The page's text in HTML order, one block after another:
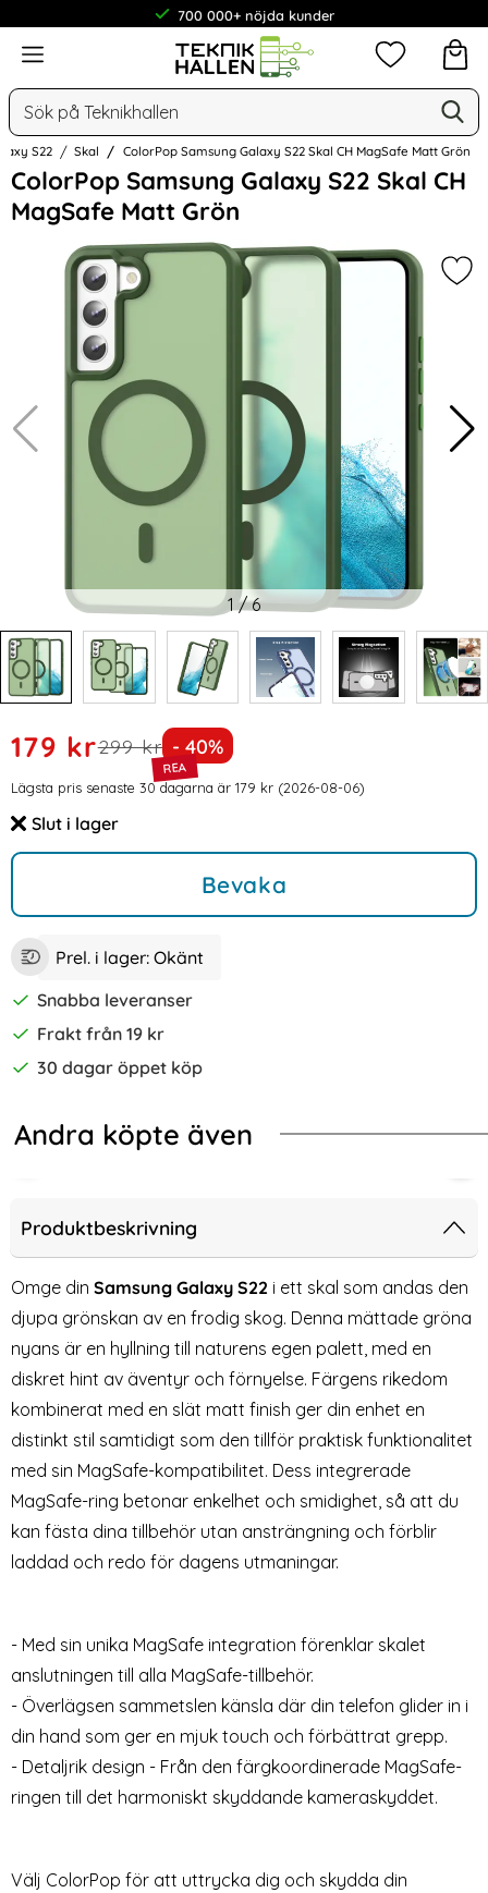
700 000+ nöjda kunder
Meny
Sök
Mina
S22 Skal ColorPop Samsung Galaxy S22 Skal CH MagSafe Matt Grön
ColorPop Samsung Galaxy S22 Skal CH
MagSafe Matt Grön
Hoppa
över
Bilder
1/6
Handla denna produkt ColorPop Samsung Galaxy S22
rea pris
179 krtidigare pris
299 kr Priset är nedsatt med
- 40%
Prishistorik
Lägsta pris senaste 30 dagarna är 179 kr (2026-08-06)
Tillgänglighet:
Slut i lager
Bevaka
Prel. i lager: Okänt
Snabba leveranser
Frakt från 19 kr
30 dagar öppet köp
Andra köpte även
MagSafe Matt Ljus Grön
MagSafe Matt Off White
Samsung Galaxy S22 Skal CH MagSafe Matt Off White
ColorPop Samsung Galaxy
S22 Skal CH MagSafe Matt
Lila
Art. nr 225323
rea pris
179 krtidigare pris
Snart slutsåld!
Köp
Samsung Galaxy S22 Skal CH MagSafe Matt Lila
ColorPop Samsung Galaxy S22
ColorPop Samsung Galaxy
S22 Skal CH MagSafe Matt
Mörk Blå
Art. nr 225320
rea pris
179 krtidigare pris
299 kr
Tillgänglighet:
Lagervara
ColorPop Samsung Galaxy S22
Produktbeskrivning
Omge din Samsung Galaxy S22 i ett skal som andas den
djupa grönskan av en frodig skog. Denna mättade gröna
nyans är en hyllning till naturens egen palett, med en
diskret hint av äventyr och förnyelse. Färgens rikedom
kombinerat med en slät matt finish ger din enhet en
distinkt stil samtidigt som den tillför praktisk funktionalitet
med sin MagSafe-kompatibilitet. Dess integrerade
MagSafe-ring betonar enkelhet och smidighet, så att du
kan fästa dina tillbehör utan ansträngning och förblir
laddad och redo för dagens utmaningar.
- Med sin unika MagSafe integration förenklar skalet
anslutningen till alla MagSafe-tillbehör.
- Överlägsen sammetslen känsla där din telefon glider in i
din hand som ger en mjuk touch och förbättrat grepp.
- Detaljrik design - Från den färgkoordinerade MagSafe-
ringen till det harmoniskt skyddande kameraskyddet.
Välj ColorPop för att uttrycka dig och skydda din